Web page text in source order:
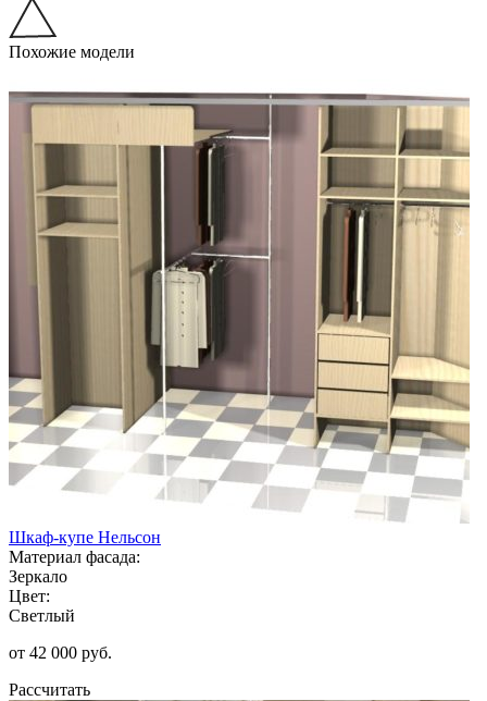
Похожие модели
Шкаф-купе Нельсон
Материал фасада:
Зеркало
Цвет:
Светлый
от 42 000 руб.
Рассчитать